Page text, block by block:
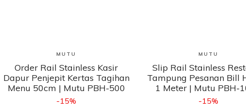
Lihat Produk
MUTU
Order Rail Stainless Kasir
Dapur Penjepit Kertas Tagihan
Menu 50cm | Mutu PBH-500
-15%
Lihat Produk
MUTU
Slip Rail Stainless
Tampung Pesanan Bill
1 Meter | Mutu PBH-
-15%